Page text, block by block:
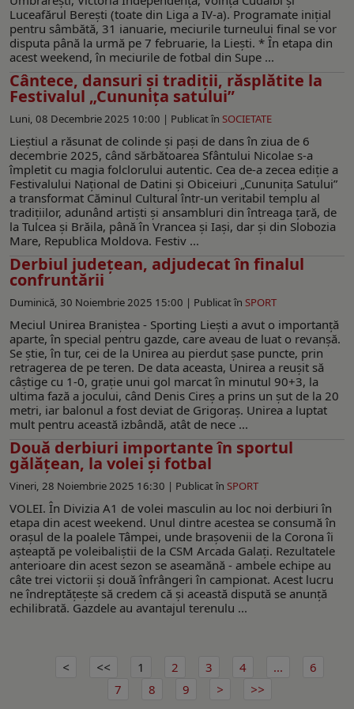
Luceafărul Berești (toate din Liga a IV-a). Programate inițial
pentru sâmbătă, 31 ianuarie, meciurile turneului final se vor
disputa până la urmă pe 7 februarie, la Liești. * În etapa din
acest weekend, în meciurile de fotbal din Supe ...
Cântece, dansuri și tradiții, răsplătite la
Festivalul „Cununița satului”
Luni, 08 Decembrie 2025 10:00 | Publicat în SOCIETATE
Lieștiul a răsunat de colinde și pași de dans în ziua de 6
decembrie 2025, când sărbătoarea Sfântului Nicolae s-a
împletit cu magia folclorului autentic. Cea de-a zecea ediție a
Festivalului Național de Datini și Obiceiuri „Cununița Satului”
a transformat Căminul Cultural într-un veritabil templu al
tradițiilor, adunând artiști și ansambluri din întreaga țară, de
la Tulcea și Brăila, până în Vrancea și Iași, dar și din Slobozia
Mare, Republica Moldova. Festiv ...
Derbiul județean, adjudecat în finalul
confruntării
Duminică, 30 Noiembrie 2025 15:00 | Publicat în SPORT
Meciul Unirea Braniștea - Sporting Liești a avut o importanță
aparte, în special pentru gazde, care aveau de luat o revanșă.
Se știe, în tur, cei de la Unirea au pierdut șase puncte, prin
retragerea de pe teren. De data aceasta, Unirea a reușit să
câștige cu 1-0, grație unui gol marcat în minutul 90+3, la
ultima fază a jocului, când Denis Cireș a prins un șut de la 20
metri, iar balonul a fost deviat de Grigoraș. Unirea a luptat
mult pentru această izbândă, atât de nece ...
Două derbiuri importante în sportul
gălățean, la volei și fotbal
Vineri, 28 Noiembrie 2025 16:30 | Publicat în SPORT
VOLEI. În Divizia A1 de volei masculin au loc noi derbiuri în
etapa din acest weekend. Unul dintre acestea se consumă în
orașul de la poalele Tâmpei, unde brașovenii de la Corona îi
așteaptă pe voleibaliștii de la CSM Arcada Galați. Rezultatele
anterioare din acest sezon se aseamănă - ambele echipe au
câte trei victorii și două înfrângeri în campionat. Acest lucru
ne îndreptățește să credem că și această dispută se anunță
echilibrată. Gazdele au avantajul terenulu ...
1 2 3 4 ...
6
7
8 9